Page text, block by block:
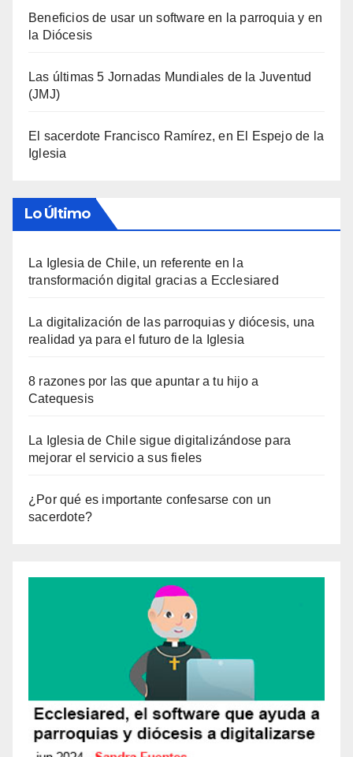
Beneficios de usar un software en la parroquia y en
la Diócesis
Las últimas 5 Jornadas Mundiales de la Juventud
(JMJ)
El sacerdote Francisco Ramírez, en El Espejo de la
Iglesia
Lo Último
La Iglesia de Chile, un referente en la
transformación digital gracias a Ecclesiared
La digitalización de las parroquias y diócesis, una
realidad ya para el futuro de la Iglesia
8 razones por las que apuntar a tu hijo a
Catequesis
La Iglesia de Chile sigue digitalizándose para
mejorar el servicio a sus fieles
¿Por qué es importante confesarse con un
sacerdote?